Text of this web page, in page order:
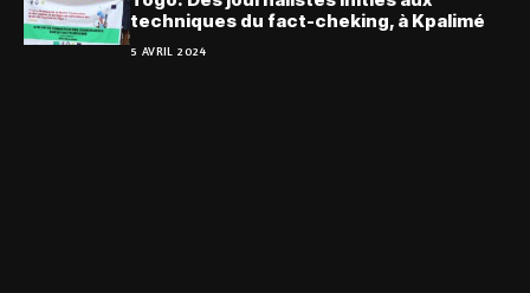
techniques du fact-cheking, à Kpalimé
5 AVRIL 2024